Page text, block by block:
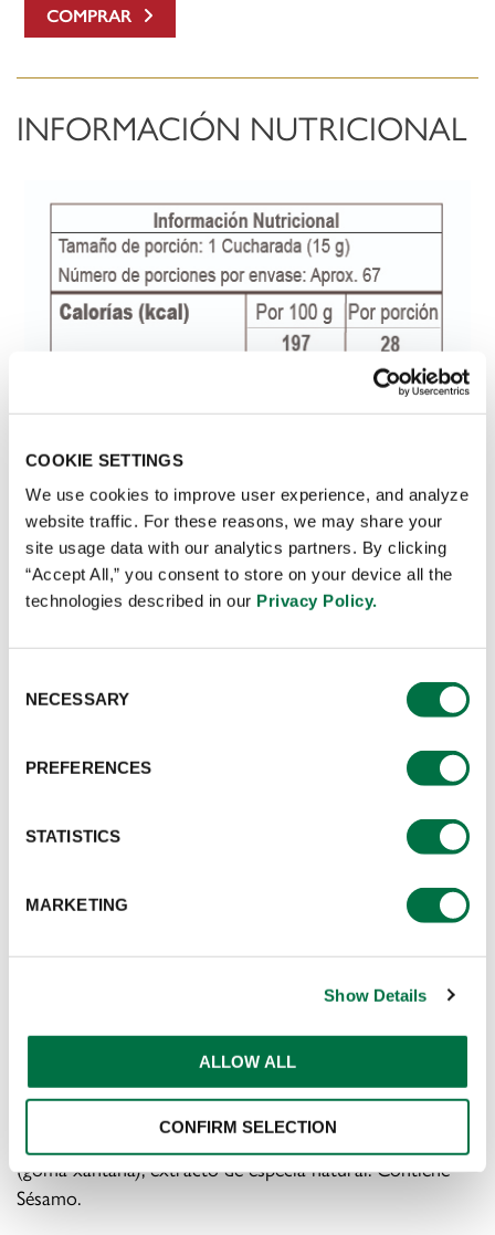
COOKIE SETTINGS
We use cookies to improve user experience, and analyze
website traffic. For these reasons, we may share your
site usage data with our analytics partners. By clicking
“Accept All,” you consent to store on your device all the
technologies described in our Privacy Policy.
Selection
NECESSARY
PREFERENCES
STATISTICS
MARKETING
Show Details
ALLOW ALL
CONFIRM SELECTION
COMPRAR
INFORMACIÓN NUTRICIONAL
MODO DE USO
Para consumir directamente, acompañar preparaciones,
utilizar como adobo o durante el proceso de cocción.
INGREDIENTES
Agua, azúcar, glucosa, pasta de tomate, proteínas
(almidón modificado), sal, color caramelo, acidulante
(ácido láctico), aceite vegetal (*ajonjolí), especias
naturales , sabor natural (teriyaki), conservantes
(benzoato de sodio, sorbato de potasio), estabilizante
(goma xantana), extracto de especia natural.Contiene
Sésamo.